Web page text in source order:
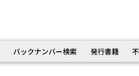
バックナンバー検索 発行書籍